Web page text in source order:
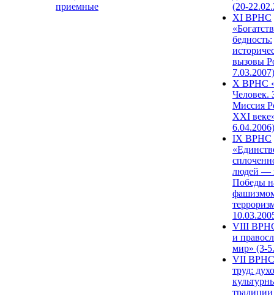
приемные
(20-
XI ВРНС
бедность:
вызовы
7.03.2007)
X ВРНС
Человек.
Миссия
XXI
6.04.2006)
IX ВРНС
людей —
Победы
VIII
и
мир» (3-
VII ВРНС
труд: